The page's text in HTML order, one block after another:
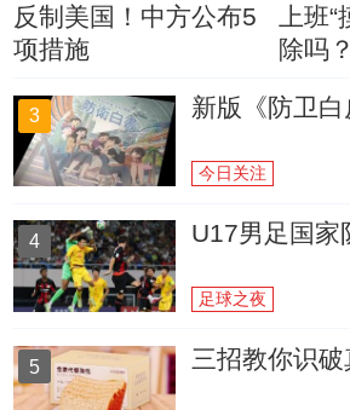
反制美国！中方公布5
项措施
上班
除吗？
3 新版《防卫
今日关注
4 U17男足国家
足球之夜
5 三招教你识